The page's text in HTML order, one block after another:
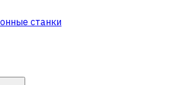
станки